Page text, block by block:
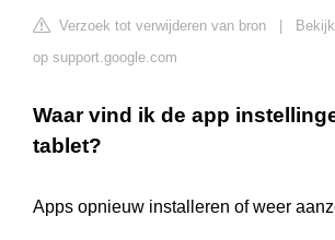
Verzoek tot verwijderen van bron
op support.google.com
Waar vind ik de app
tablet?
Apps opnieuw installeren of weer